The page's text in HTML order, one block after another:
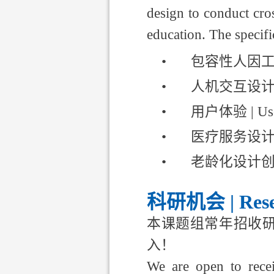
design to conduct
education. The
•
包容性人因
•
人机交互设
•
用户体验 |
•
医疗服务设
•
老龄化设计
科研机会 |
本课题组常年招收
入！
We are open to